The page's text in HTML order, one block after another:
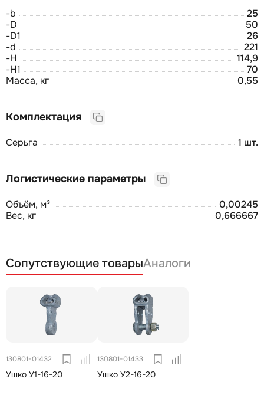
-b
25
-D
50
-D1
26
-d
221
-H
114,9
-H1
70
Масса, кг
0,55
Комплектация
Серьга 1 шт.
Логистические параметры
Объём, м³
0,00245
Вес, кг
0,666667
Сопутствующие товарыАналоги
130801-01432
Ушко У1-16-20
130801-01433
Ушко У2-16-20